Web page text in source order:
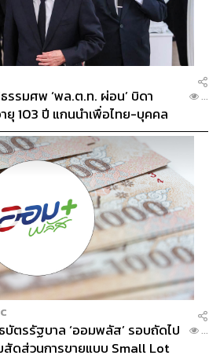
รมศพ ‘พล.ต.ท. ผ่อน’ บิดา
ยุ 103 ปี แกนนำเพื่อไทย-บุคคล
...
ตรรัฐบาล ‘ออมพลัส’ รอบถัดไป
สัดส่วนการขายแบบ Small Lot
...